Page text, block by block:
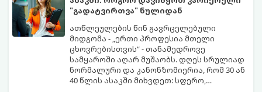
"გადატვირთვა" ნულიდან
ათწლეულების წინ გავრცელებული
მიდგომა - „ერთი პროფესია მთელი
ცხოვრებისთვის“ - თანამედროვე
სამყაროში აღარ მუშაობს. დღეს სრულიად
ნორმალური და კანონზომიერია, რომ 30 ან
40 წლის ასაკში მიხვდეთ: სფერო,